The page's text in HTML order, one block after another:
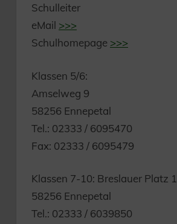
Schulleiter
eMail >>>
Schulhomepage >>>
Klassen 5/6:
Amselweg 9
58256 Ennepetal
Tel.: 02333 / 6095470
Fax: 02333 / 6095479
Klassen 7-10: Breslauer Platz 1
58256 Ennepetal
Tel.: 02333 / 6039850